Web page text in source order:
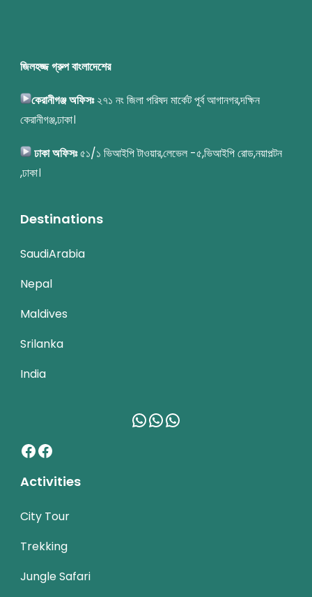
জিলহজ্জ গ্রুপ বাংলাদেশের
কেরানীগঞ্জ অফিসঃ২৭১ নং জিলা পরিষদ মার্কেট পূর্ব আগানগর,দক্ষিন
কেরানীগঞ্জ,ঢাকা।
ঢাকা অফিসঃ৫১/১ ভিআইপি টাওয়ার,লেভেল -৫,ভিআইপি রোড,নয়াপল্টন
,ঢাকা।
Destinations
SaudiArabia
Nepal
Maldives
Srilanka
India
WhatsApp
WhatsApp
WhatsApp
Facebook
Facebook
Activities
City Tour
Trekking
Jungle Safari